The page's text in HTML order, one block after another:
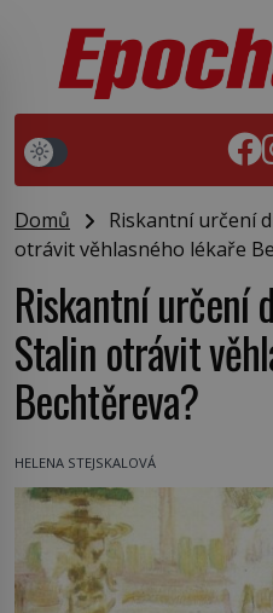
Domů
Riskantní určení
otrávit věhlasného lékaře
Riskantní určení
Stalin otrávit
Bechtěreva?
HELENA STEJSKALOVÁ